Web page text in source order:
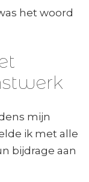
het woord
mijn
ik met alle
bijdrage aan